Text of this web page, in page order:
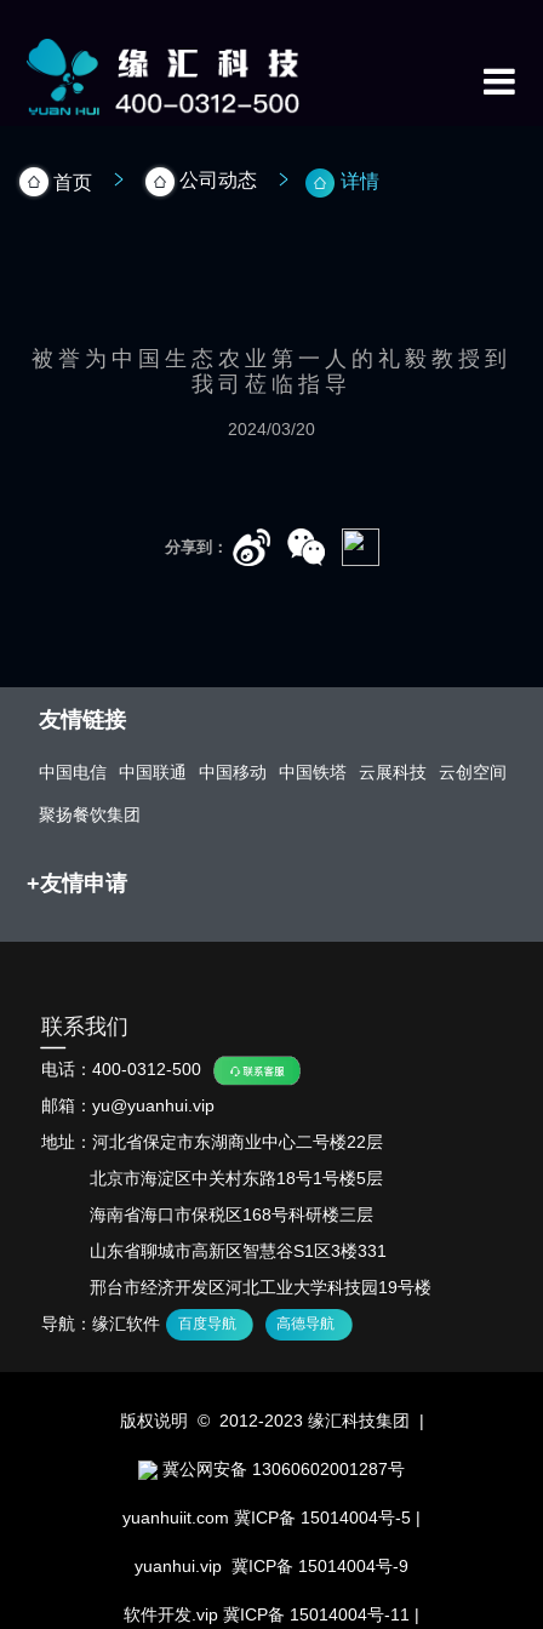
首页 公司动态 详情
被誉为中国生态农业第一人的礼毅教授到
我司莅临指导
2024/03/20
分享到：
友情链接
中国电信 中国联通 中国移动 中国铁塔 云展科技 云创空间
聚扬餐饮集团
+友情申请
联系我们
电话：400-0312-500
邮箱：yu@yuanhui.vip
地址：河北省保定市东湖商业中心二号楼22层
北京市海淀区中关村东路18号1号楼5层
海南省海口市保税区168号科研楼三层
山东省聊城市高新区智慧谷S1区3楼331
邢台市经济开发区河北工业大学科技园19号楼
导航：缘汇软件
百度导航 高德导航
版权说明 © 2012-2023 缘汇科技集团 |
冀公网安备 13060602001287号
yuanhuiit.com 冀ICP备 15014004号-5 |
yuanhui.vip 冀ICP备 15014004号-9
软件开发.vip 冀ICP备 15014004号-11 |